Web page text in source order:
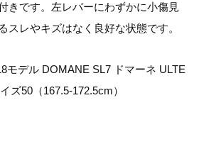
きです。左レバーにわずかに小傷見
スレやキズはなく良好な状態です。
モデル DOMANE SL7 ドマーネ ULTE
ズ50（167.5-172.5cm）